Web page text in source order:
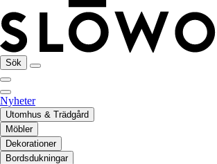
Sök
Nyheter
Utomhus & Trädgård
Möbler
Dekorationer
Bordsdukningar